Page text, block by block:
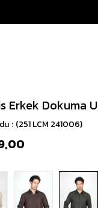
Erkek Dokuma
(251 LCM 241006)